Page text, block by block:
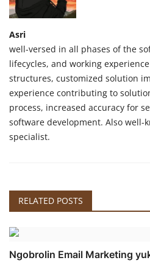
Asri
well-versed in all phases of the
lifecycles, and working
structures, customized solution
experience contributing to
process, increased accuracy for
software development. Also well-
specialist.
RELATED POSTS
Ngobrolin Email Marketing